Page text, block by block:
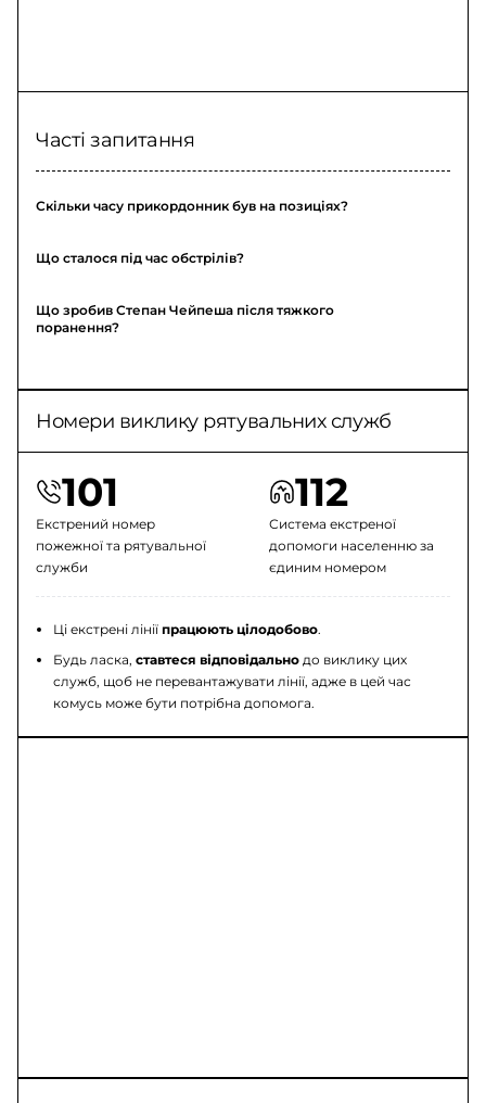
Часті запитання
Скільки часу прикордонник був на позиціях?
Що сталося під час обстрілів?
Що зробив Степан Чейпеша після тяжкого
поранення?
Номери виклику рятувальних служб
101
Екстрений номер
пожежної та рятувальної
служби
112
Система екстреної
допомоги населенню за
єдиним номером
Ці екстрені лініїпрацюють цілодобово.
Будь ласка,ставтеся відповідально до виклику цих
служб, щоб не перевантажувати лінії, адже в цей час
комусь може бути потрібна допомога.